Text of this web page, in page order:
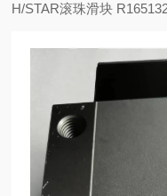
H/STAR滚珠滑块